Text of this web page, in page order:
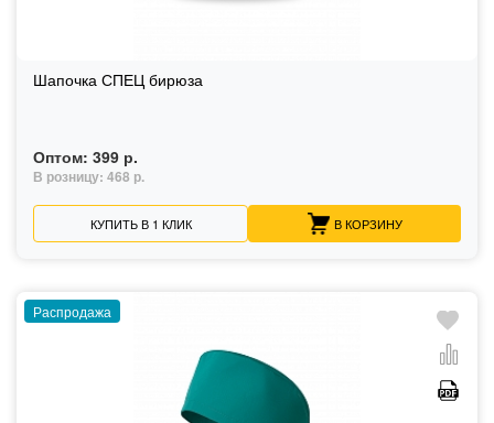
Шапочка СПЕЦ бирюза
Оптом: 399 р.
В розницу: 468 р.
КУПИТЬ В 1 КЛИК В КОРЗИНУ
Распродажа